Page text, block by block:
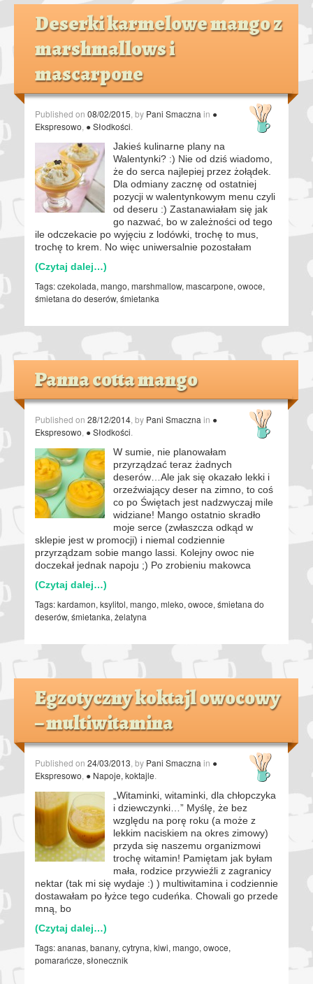
Deserki karmelowe mango z
marshmallows i
mascarpone
Published on 08/02/2015 , by Pani Smaczna in ●
Ekspresowo ● Słodkości
Jakieś kulinarne plany na
Walentynki? :) Nie od dziś wiadomo,
że do serca najlepiej przez żołądek.
Dla odmiany zacznę od ostatniej
pozycji w walentynkowym menu czyli
od deseru :) Zastanawiałam się jak
go nazwać, bo w zależności od tego
ile odczekacie po wyjęciu z lodówki, trochę to mus,
trochę to krem. No więc uniwersalnie pozostałam
(Czytaj dalej…)
Tags:czekolada, mango, marshmallow, mascarpone, owoce,
śmietana do deserów, śmietanka
Panna cotta mango
Published on 28/12/2014 , by Pani Smaczna in ●
Ekspresowo ● Słodkości
W sumie, nie planowałam
przyrządzać teraz żadnych
deserów…Ale jak się okazało lekki i
orzeźwiający deser na zimno, to coś
co po Świętach jest nadzwyczaj mile
widziane! Mango ostatnio skradło
moje serce (zwłaszcza odkąd w
sklepie jest w promocji) i niemal codziennie
przyrządzam sobie mango lassi. Kolejny owoc nie
doczekał jednak napoju ;) Po zrobieniu makowca
(Czytaj dalej…)
Tags:kardamon, ksylitol, mango, mleko, owoce, śmietana do
deserów, śmietanka, żelatyna
Egzotyczny koktajl owocowy
– multiwitamina
Published on 24/03/2013 , by Pani Smaczna in ●
Ekspresowo ● Napoje, koktajle
„Witaminki, witaminki, dla chłopczyka
i dziewczynki…” Myślę, że bez
względu na porę roku (a może z
lekkim naciskiem na okres zimowy)
przyda się naszemu organizmowi
trochę witamin! Pamiętam jak byłam
mała, rodzice przywieźli z zagranicy
nektar (tak mi się wydaje :) ) multiwitamina i codziennie
dostawałam po łyżce tego cudeńka. Chowali go przede
mną, bo
(Czytaj dalej…)
Tags:ananas, banany, cytryna, kiwi, mango, owoce,
pomarańcze, słonecznik